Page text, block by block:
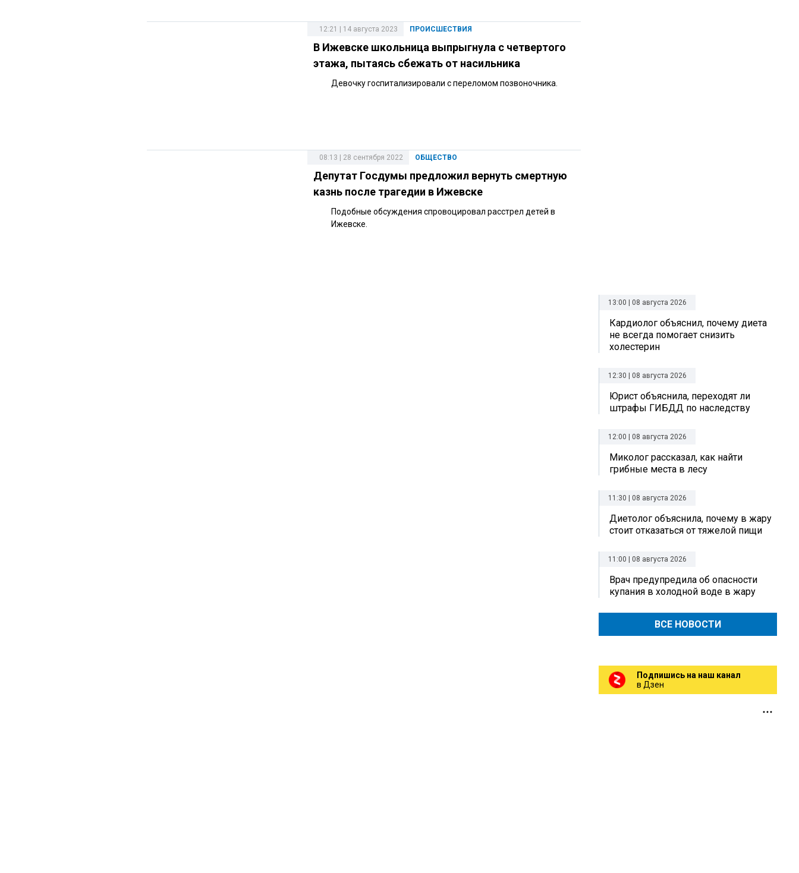
ПРОИСШЕСТВИЯ
12:21 | 14 августа 2023
В Ижевске школьница выпрыгнула с четвертого
этажа, пытаясь сбежать от насильника
Девочку госпитализировали с переломом позвоночника.
ОБЩЕСТВО
08:13 | 28 сентября 2022
Депутат Госдумы предложил вернуть смертную
казнь после трагедии в Ижевске
Подобные обсуждения спровоцировал расстрел детей в
Ижевске.
13:00 | 08 августа 2026
Кардиолог объяснил, почему диета
не всегда помогает снизить
холестерин
12:30 | 08 августа 2026
Юрист объяснила, переходят ли
штрафы ГИБДД по наследству
12:00 | 08 августа 2026
Миколог рассказал, как найти
грибные места в лесу
11:30 | 08 августа 2026
Диетолог объяснила, почему в жару
стоит отказаться от тяжелой пищи
11:00 | 08 августа 2026
Врач предупредила об опасности
купания в холодной воде в жару
ВСЕ НОВОСТИ
Подпишись на наш канал
в Дзен